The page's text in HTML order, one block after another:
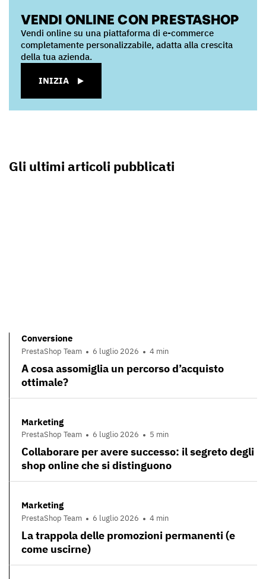
VENDI ONLINE CON PRESTASHOP
Vendi online su una piattaforma di e-commerce
completamente personalizzabile, adatta alla crescita
della tua azienda.
INIZIA
Gli ultimi articoli pubblicati
Conversione
PrestaShop Team 6 luglio 2026 4 min
A cosa assomiglia un percorso d’acquisto
ottimale?
Marketing
PrestaShop Team 6 luglio 2026 5 min
Collaborare per avere successo: il segreto degli
shop online che si distinguono
Marketing
PrestaShop Team 6 luglio 2026 4 min
La trappola delle promozioni permanenti (e
come uscirne)